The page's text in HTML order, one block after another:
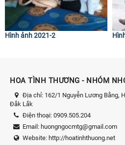
Hình ảnh 2021-2
HOA TÌNH THƯƠNG - NHÓM
Địa chỉ: 162/1 Nguyễn Lương Bằng,
Đắk Lắk
Điện thoại: 0909.505.204
Email: huongngocmtg@gmail.com
Website: http://hoatinhthuong.net